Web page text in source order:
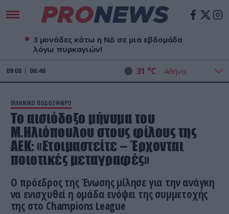
3 μονάδες κάτω η ΝΔ σε μια εβδομάδα
λόγω πυρκαγιών!
09 08 06:46 31 oC
ΕΛΛΗΝΙΚΟ ΠΟΔΟΣΦΑΙΡΟ
Το αισιόδοξο μήνυμα του
Μ.Ηλιόπουλου στους φίλους της
ΑΕΚ: «Ετοιμαστείτε – Έρχονται
ποιοτικές μεταγραφές»
Ο πρόεδρος της Ένωσης μίλησε για την ανάγκη
να ενισχυθεί η ομάδα ενόψει της συμμετοχής
της στο Champions League